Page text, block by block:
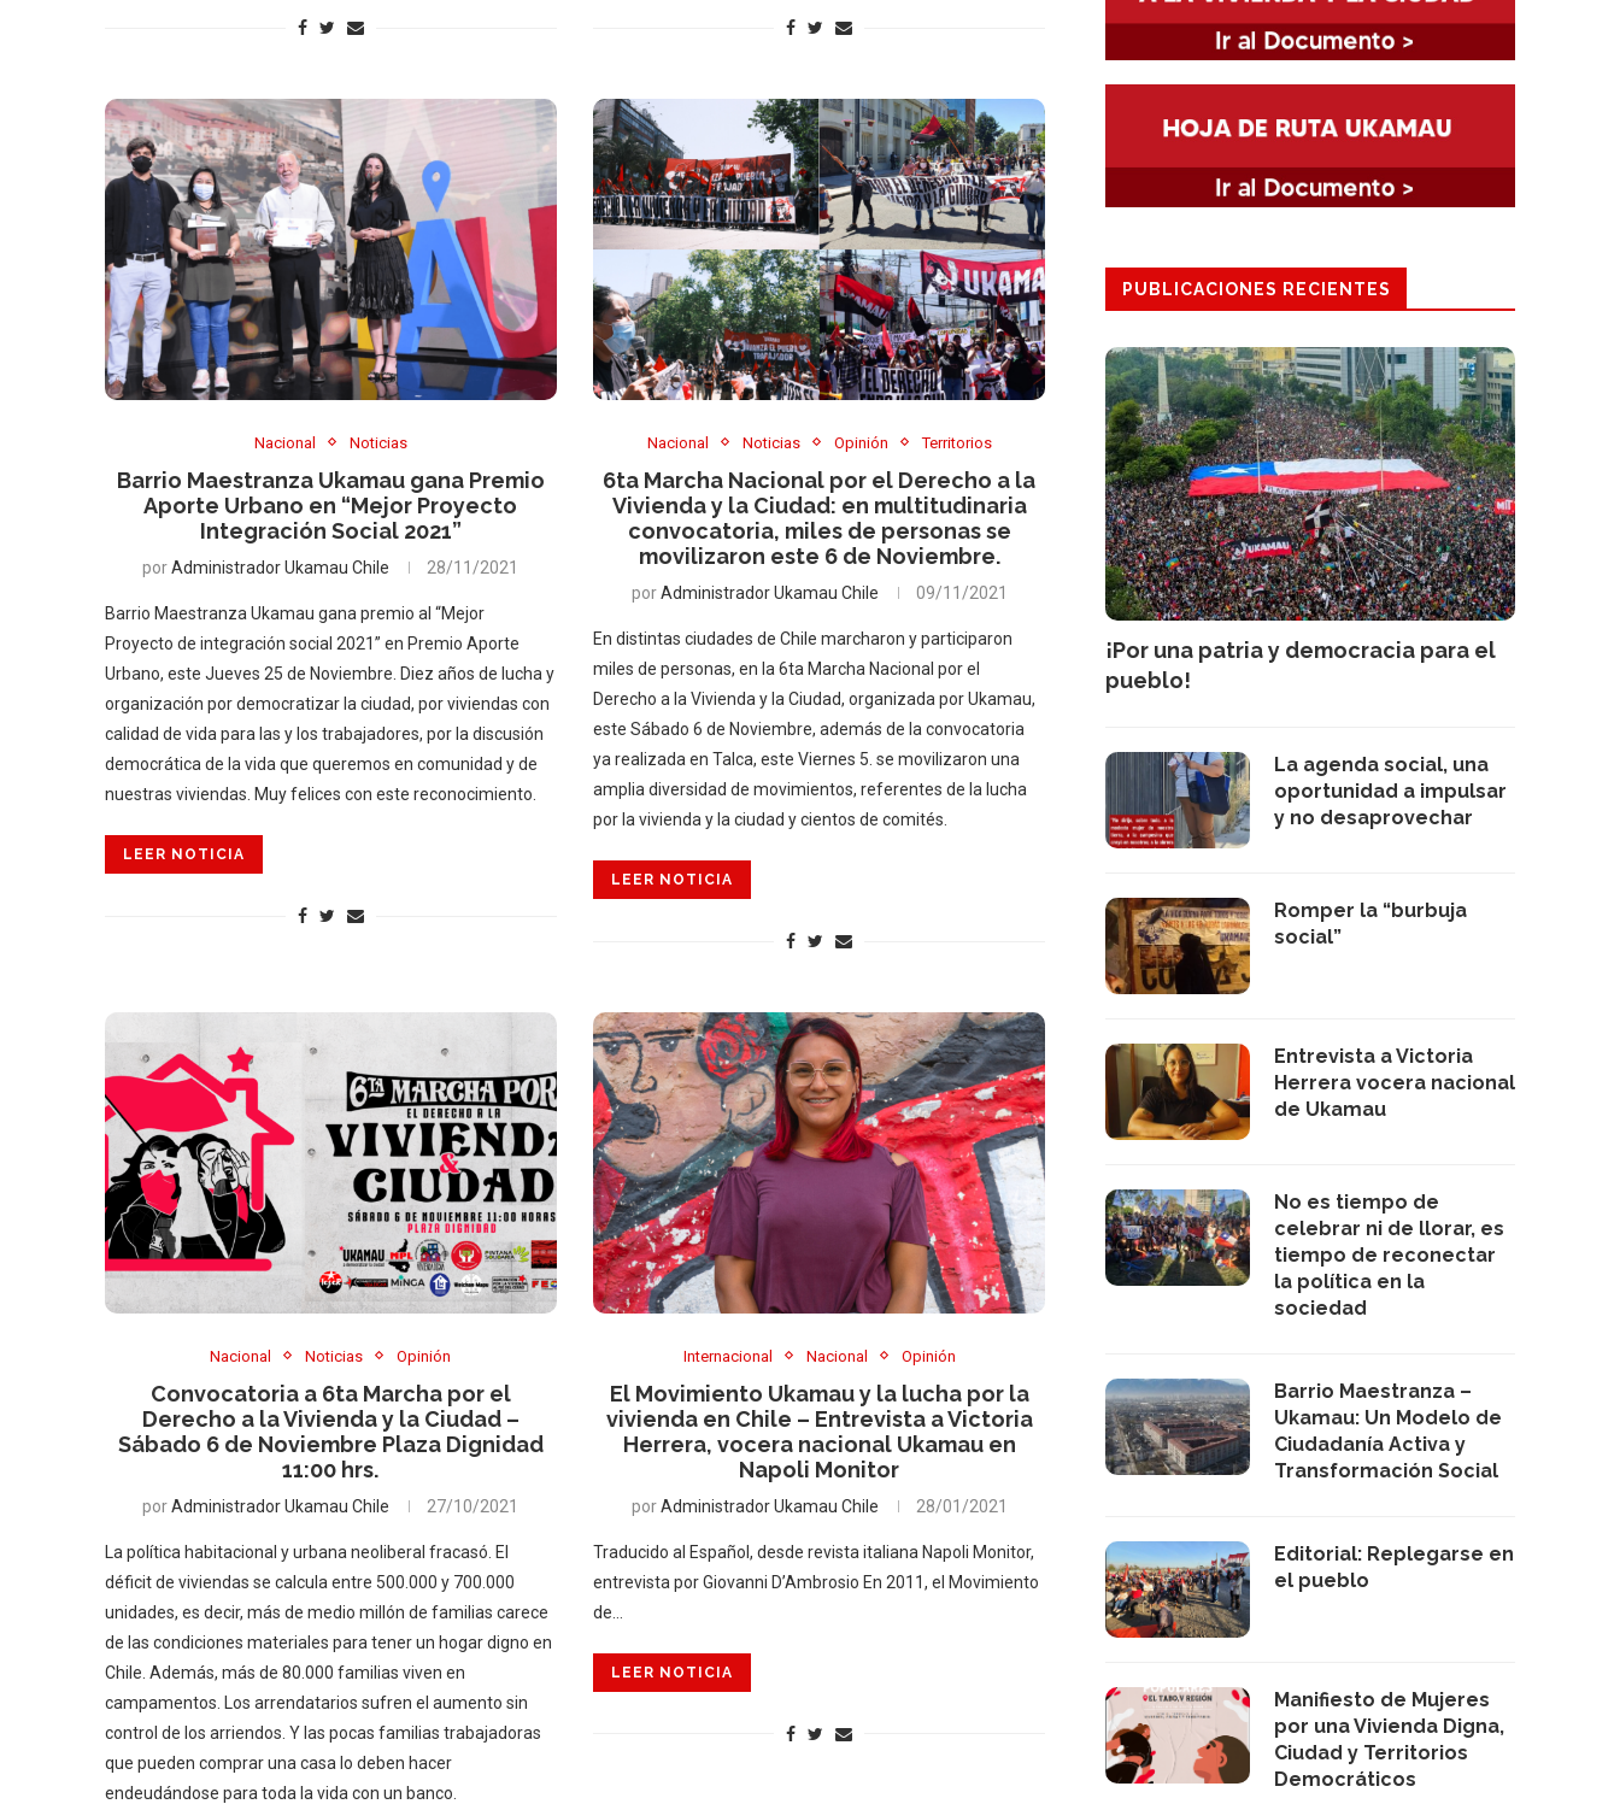
Nacional Noticias
Barrio Maestranza Ukamau gana Premio
Aporte Urbano en “Mejor Proyecto
Integración Social 2021”
porAdministrador Ukamau Chile 28/11/2021
Barrio Maestranza Ukamau gana premio al “Mejor
Proyecto de integración social 2021” en Premio Aporte
Urbano, este Jueves 25 de Noviembre. Diez años de lucha y
organización por democratizar la ciudad, por viviendas con
calidad de vida para las y los trabajadores, por la discusión
democrática de la vida que queremos en comunidad y de
nuestras viviendas. Muy felices con este reconocimiento.
LEER NOTICIA
Nacional Noticias Opinión Territorios
6ta Marcha Nacional por el Derecho a la
Vivienda y la Ciudad: en multitudinaria
convocatoria, miles de personas se
movilizaron este 6 de Noviembre.
porAdministrador Ukamau Chile 09/11/2021
En distintas ciudades de Chile marcharon y participaron
miles de personas, en la 6ta Marcha Nacional por el
Derecho a la Vivienda y la Ciudad, organizada por Ukamau,
este Sábado 6 de Noviembre, además de la convocatoria
ya realizada en Talca, este Viernes 5. se movilizaron una
amplia diversidad de movimientos, referentes de la lucha
por la vivienda y la ciudad y cientos de comités.
LEER NOTICIA
Nacional Noticias Opinión
Convocatoria a 6ta Marcha por el
Derecho a la Vivienda y la Ciudad –
Sábado 6 de Noviembre Plaza Dignidad
11:00 hrs.
porAdministrador Ukamau Chile 27/10/2021
La política habitacional y urbana neoliberal fracasó. El
déficit de viviendas se calcula entre 500.000 y 700.000
unidades, es decir, más de medio millón de familias carece
de las condiciones materiales para tener un hogar digno en
Chile. Además, más de 80.000 familias viven en
campamentos. Los arrendatarios sufren el aumento sin
control de los arriendos. Y las pocas familias trabajadoras
que pueden comprar una casa lo deben hacer
endeudándose para toda la vida con un banco.
Internacional Nacional Opinión
El Movimiento Ukamau y la lucha por la
vivienda en Chile – Entrevista a Victoria
Herrera, vocera nacional Ukamau en
Napoli Monitor
porAdministrador Ukamau Chile 28/01/2021
Traducido al Español, desde revista italiana Napoli Monitor,
entrevista por Giovanni D’Ambrosio En 2011, el Movimiento
de…
LEER NOTICIA
PUBLICACIONES RECIENTES
¡Por una patria y democracia para el
pueblo!
La agenda social, una
oportunidad a impulsar
y no desaprovechar
Romper la “burbuja
social”
Entrevista a Victoria
Herrera vocera nacional
de Ukamau
No es tiempo de
celebrar ni de llorar, es
tiempo de reconectar
la política en la
sociedad
Barrio Maestranza –
Ukamau: Un Modelo de
Ciudadanía Activa y
Transformación Social
Editorial: Replegarse en
el pueblo
Manifiesto de Mujeres
por una Vivienda Digna,
Ciudad y Territorios
Democráticos